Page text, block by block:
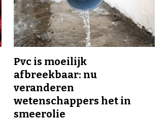
Pvc is moeilijk
afbreekbaar: nu
veranderen
wetenschappers het in
smeerolie